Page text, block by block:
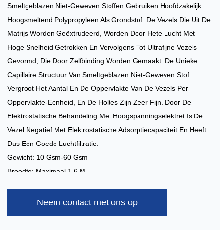
Smeltgeblazen Niet-Geweven Stoffen Gebruiken Hoofdzakelijk
Hoogsmeltend Polypropyleen Als Grondstof. De Vezels Die Uit De
Matrijs Worden Geëxtrudeerd, Worden Door Hete Lucht Met
Hoge Snelheid Getrokken En Vervolgens Tot Ultrafijne Vezels
Gevormd, Die Door Zelfbinding Worden Gemaakt. De Unieke
Capillaire Structuur Van Smeltgeblazen Niet-Geweven Stof
Vergroot Het Aantal En De Oppervlakte Van De Vezels Per
Oppervlakte-Eenheid, En De Holtes Zijn Zeer Fijn. Door De
Elektrostatische Behandeling Met Hoogspanningselektret Is De
Vezel Negatief Met Elektrostatische Adsorptiecapaciteit En Heeft
Dus Een Goede Luchtfiltratie.
Gewicht: 10 Gsm-60 Gsm
Breedte: Maximaal 1,6 M
Capaciteit: 3 Ton/dag
Neem contact met ons op